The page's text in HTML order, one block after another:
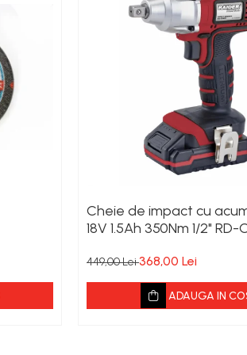
Cheie de impact cu
18V 1.5Ah 350Nm 1/2" RD-
449,00 Lei368,00 Lei
ADAUGA IN